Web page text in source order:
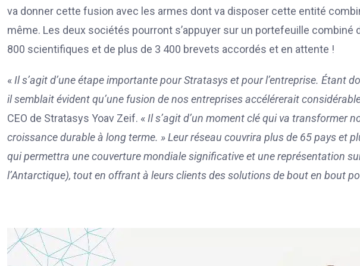
va donner cette fusion avec les armes dont va disposer cette entité
même. Les deux sociétés pourront s’appuyer sur un portefeuille combiné
800 scientifiques et de plus de 3 400 brevets accordés et en attente !
« Il s’agit d’une étape importante pour Stratasys et pour l’entreprise. Étant
il semblait évident qu’une fusion de nos entreprises accélérerait
CEO de Stratasys Yoav Zeif. « Il s’agit d’un moment clé qui va transformer
croissance durable à long terme. » Leur réseau couvrira plus de 65 pays et
qui permettra une couverture mondiale significative et une représentation
l’Antarctique), tout en offrant à leurs clients des solutions de bout en bout